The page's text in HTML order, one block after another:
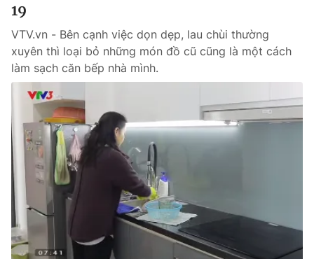
19
VTV.vn - Bên cạnh việc dọn dẹp, lau chùi thường
xuyên thì loại bỏ những món đồ cũ cũng là một cách
làm sạch căn bếp nhà mình.